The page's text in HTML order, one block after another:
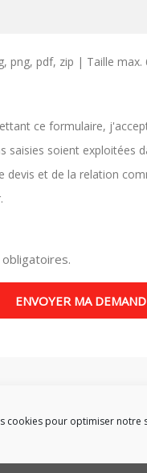
cookies pour optimiser notre
png, pdf, zip | Taille max.
ce formulaire,
saisies soient exploitées
devis et de la relation